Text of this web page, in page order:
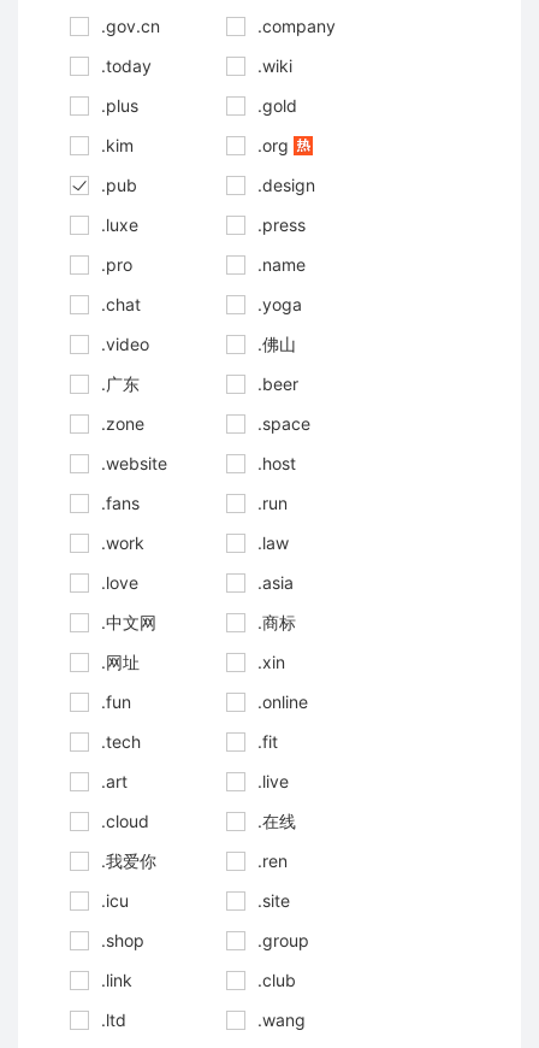
.gov.cn
.company
.today
.wiki
.plus
.gold
.kim
.org
.pub
.design
.luxe
.press
.pro
.name
.chat
.yoga
.video
.佛山
.广东
.beer
.zone
.space
.website
.host
.fans
.run
.work
.law
.love
.asia
.中文网
.商标
.网址
.xin
.fun
.online
.tech
.fit
.art
.live
.cloud
.在线
.我爱你
.ren
.icu
.site
.shop
.group
.link
.club
.ltd
.wang